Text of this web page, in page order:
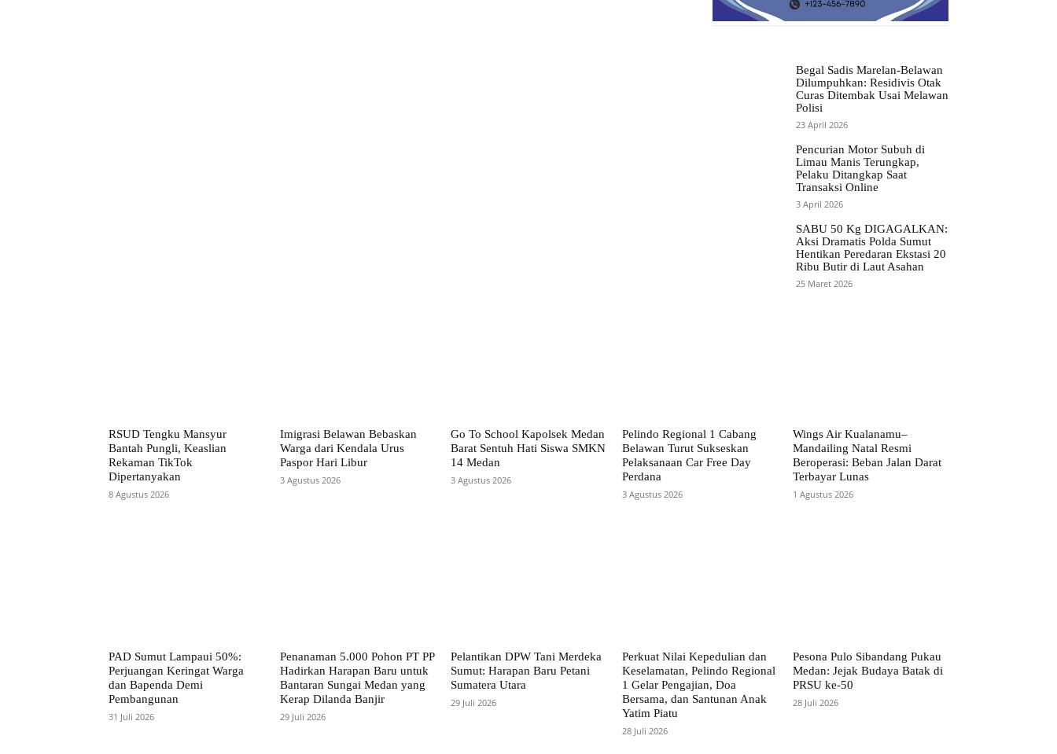
Begal Sadis Marelan-Belawan
Dilumpuhkan: Residivis Otak
Curas Ditembak Usai Melawan
Polisi
23 April 2026
Pencurian Motor Subuh di
Limau Manis Terungkap,
Pelaku Ditangkap Saat
Transaksi Online
3 April 2026
SABU 50 Kg DIGAGALKAN:
Aksi Dramatis Polda Sumut
Hentikan Peredaran Ekstasi 20
Ribu Butir di Laut Asahan
25 Maret 2026
RSUD Tengku Mansyur
Bantah Pungli, Keaslian
Rekaman TikTok
Dipertanyakan
8 Agustus 2026
Imigrasi Belawan Bebaskan
Warga dari Kendala Urus
Paspor Hari Libur
3 Agustus 2026
Go To School Kapolsek Medan
Barat Sentuh Hati Siswa SMKN
14 Medan
3 Agustus 2026
Pelindo Regional 1 Cabang
Belawan Turut Sukseskan
Pelaksanaan Car Free Day
Perdana
3 Agustus 2026
Wings Air Kualanamu–
Mandailing Natal Resmi
Beroperasi: Beban Jalan Darat
Terbayar Lunas
1 Agustus 2026
PAD Sumut Lampaui 50%:
Perjuangan Keringat Warga
dan Bapenda Demi
Pembangunan
31 Juli 2026
Penanaman 5.000 Pohon PT PP
Hadirkan Harapan Baru untuk
Bantaran Sungai Medan yang
Kerap Dilanda Banjir
29 Juli 2026
Pelantikan DPW Tani Merdeka
Sumut: Harapan Baru Petani
Sumatera Utara
29 Juli 2026
Perkuat Nilai Kepedulian dan
Keselamatan, Pelindo Regional
1 Gelar Pengajian, Doa
Bersama, dan Santunan Anak
Yatim Piatu
28 Juli 2026
Pesona Pulo Sibandang Pukau
Medan: Jejak Budaya Batak di
PRSU ke-50
28 Juli 2026